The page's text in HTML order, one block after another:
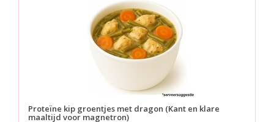
Proteïne kip groentjes met dragon (Kant en klare
maaltijd voor magnetron)